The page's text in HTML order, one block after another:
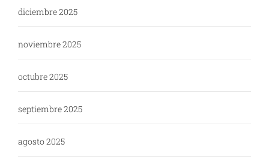
diciembre 2025
noviembre 2025
octubre 2025
septiembre 2025
agosto 2025